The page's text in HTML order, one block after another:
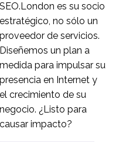
1
SEO.London es su socio
estratégico, no sólo un
proveedor de servicios.
Diseñemos un plan a
medida para impulsar su
presencia en Internet y
el crecimiento de su
negocio. ¿Listo para
causar impacto?